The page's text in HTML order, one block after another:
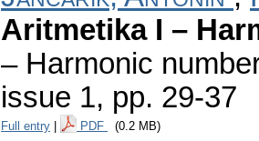
Aritmetika I –
– Harmonic
issue 1, pp. 29-37
Full entry PDF (0.2 MB)